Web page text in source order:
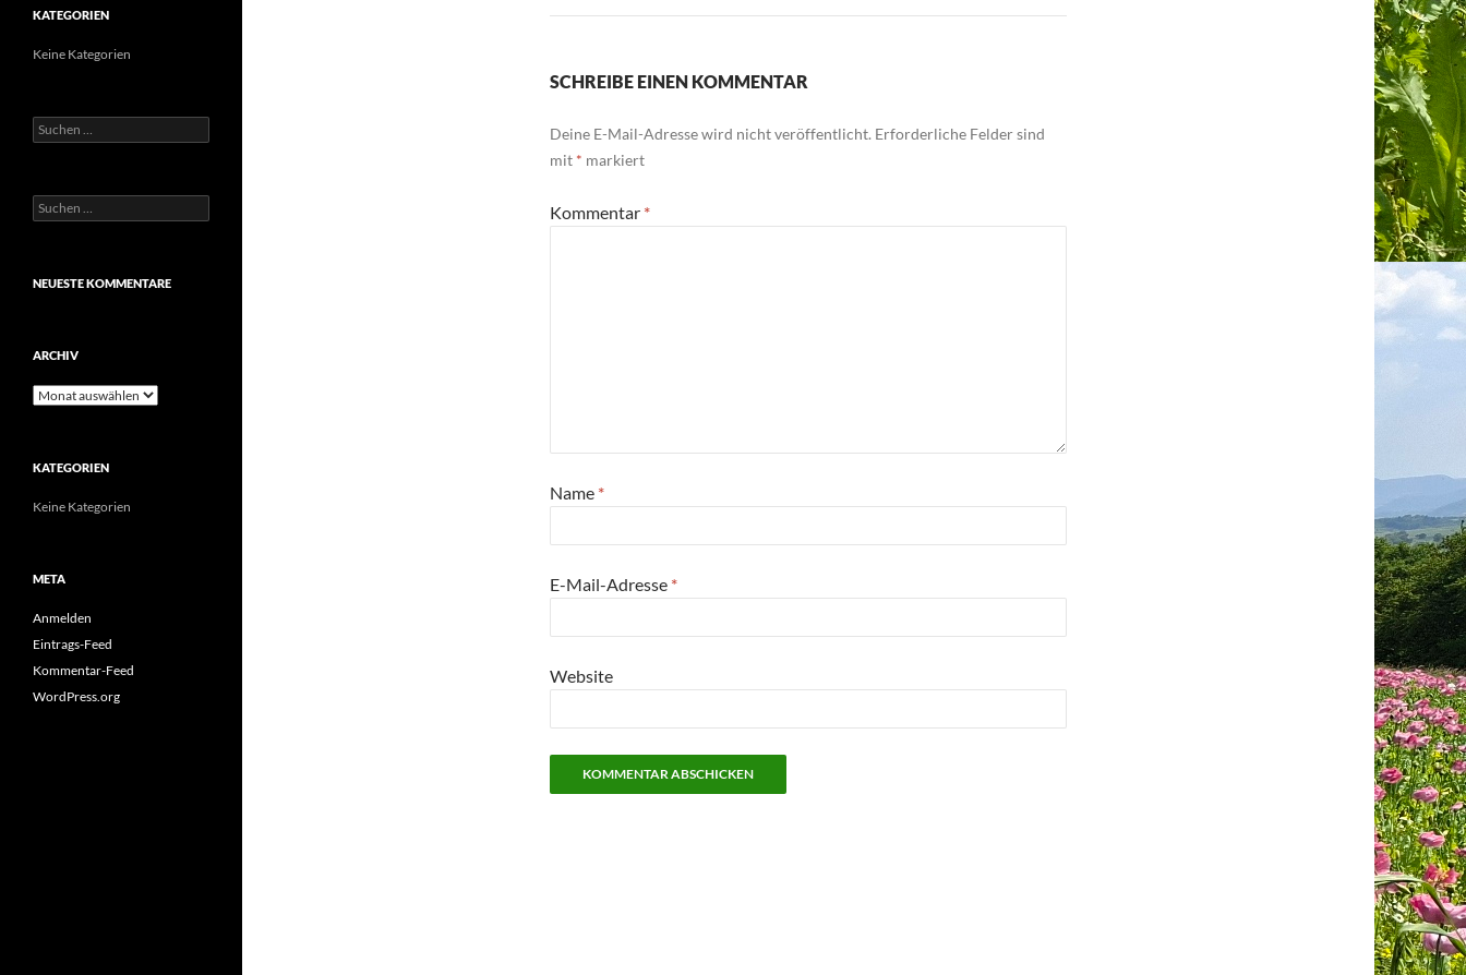
SCHREIBE EINEN KOMMENTAR
Deine E-Mail-Adresse wird nicht veröffentlicht. Erforderliche Felder sind
mit * markiert
Kommentar *
Name *
E-Mail-Adresse *
Website
KATEGORIEN
Keine Kategorien
Suchen
nach:
Suchen
nach:
NEUESTE KOMMENTARE
ARCHIV
Archiv
KATEGORIEN
Keine Kategorien
META
Anmelden
Eintrags-Feed
Kommentar-Feed
WordPress.org